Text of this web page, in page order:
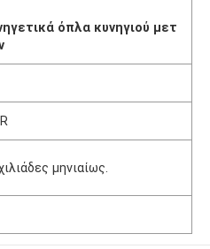
όπλα κυνηγιού μετ
μηνιαίως.